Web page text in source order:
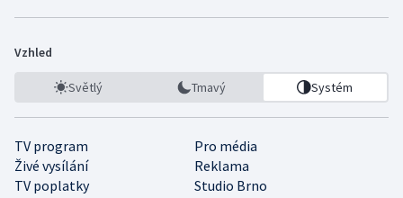
Vzhled
Světlý Tmavý Systém
TV program
Pro média
Živé vysílání
Reklama
TV poplatky
Studio Brno